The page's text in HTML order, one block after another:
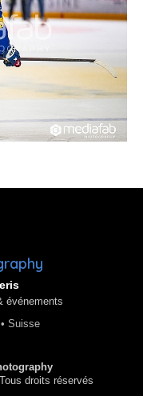
événements
Suisse
droits réservés